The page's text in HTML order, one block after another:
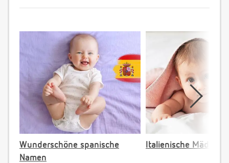
Wunderschöne spanische
Namen
Italienische